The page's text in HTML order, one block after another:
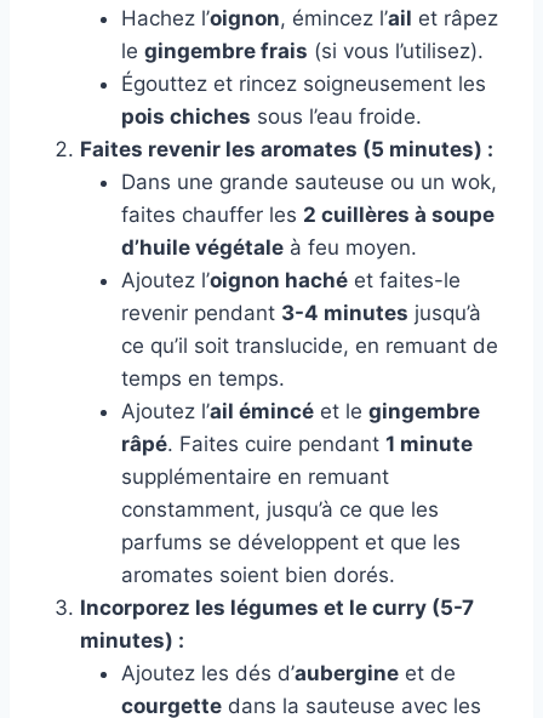
Hachez l’oignon, émincez l’ail et râpez
le gingembre frais (si vous l’utilisez).
Égouttez et rincez soigneusement les
pois chiches sous l’eau froide.
Faites revenir les aromates (5 minutes) :
Dans une grande sauteuse ou un wok,
faites chauffer les 2 cuillères à soupe
d’huile végétale à feu moyen.
Ajoutez l’oignon haché et faites-le
revenir pendant 3-4 minutes jusqu’à
ce qu’il soit translucide, en remuant de
temps en temps.
Ajoutez l’ail émincé et le gingembre
râpé. Faites cuire pendant 1 minute
supplémentaire en remuant
constamment, jusqu’à ce que les
parfums se développent et que les
aromates soient bien dorés.
Incorporez les légumes et le curry (5-7
minutes) :
Ajoutez les dés d’aubergine et de
courgette dans la sauteuse avec les